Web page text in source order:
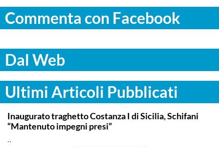
Commenta con Facebook
Dal Web
Ultimi Articoli Pubblicati
ITALPRESS
Inaugurato traghetto Costanza I di Sicilia, Schifani
“Mantenuto impegni presi”
..